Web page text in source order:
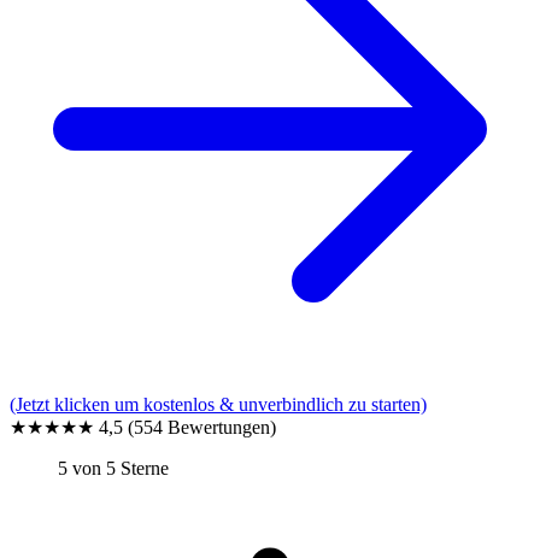
(Jetzt klicken um kostenlos & unverbindlich zu starten)
★★★★★ 4,5 (554 Bewertungen)
5 von 5 Sterne